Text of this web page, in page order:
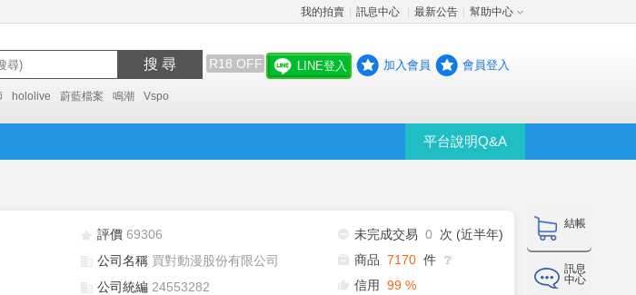
我的拍賣 訊息中心 最新公告 幫助中心
搜 尋 R18 OFF
hololive 蔚藍檔案 鳴潮 Vspo
LINE登入 加入會員 會員登入
平台說明Q&A
結帳
訊息
中心
評價 69306
公司名稱 買對動漫股份有限公司
公司統編 24553282
未完成交易 0
次 (近半年)
商品 7170 件 ❔
信用 99 %